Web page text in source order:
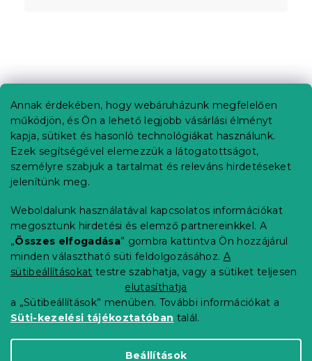
Annak érdekében, hogy webáruházunk megfelelően
működjön, és Ön a lehető legjobb vásárlási élményt
kapja, sütiket és hasonló technológiákat használunk.
Ezek segítségével elemezzük a látogatottságot,
személyre szabjuk a tartalmat és releváns hirdetéseket
jelenítünk meg.
Weboldalunk használatával kapcsolatos információkat
megosztunk hirdetési és elemző partnereinkkel. A
„Összes elfogadása” gombra kattintva Ön hozzájárul
minden választható süti feldolgozásához. A
sütibeállításokat testre szabhatja, vagy a sütiket teljesen
elutasíthatja
a „Sütibeállítások” menüben. További információkat a
Süti-kezelési tájékoztatóban talál.
Beállítások
á
Információ az Ön számára
Rendelés követése
Szállítási lehetőségek
Fizetési lehetőségek
Reklamáció és áruvisszaküldés
Elérhetőség
Általános szerződési feltételek
Adatvédelmi nyilatkozat
Blog
Partnereinknek